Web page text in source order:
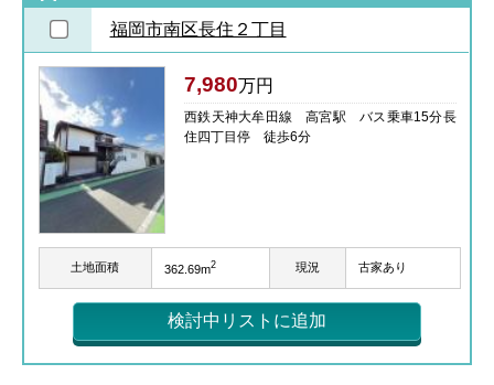
福岡市南区長住２丁目
7,980万円
西鉄天神大牟田線 高宮駅 バス乗車15分長
住四丁目停 徒歩6分
土地面積 362.69m2 現況 古家あり
検討中リストに追加